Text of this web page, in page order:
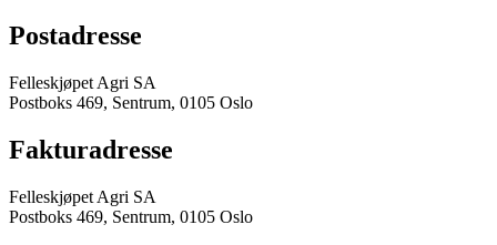
Postadresse
Felleskjøpet Agri SA
Postboks 469, Sentrum, 0105 Oslo
Fakturadresse
Felleskjøpet Agri SA
Postboks 469, Sentrum, 0105 Oslo